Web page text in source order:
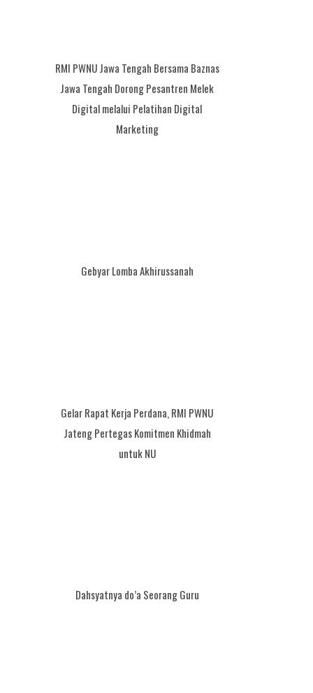
RMI PWNU Jawa Tengah Bersama Baznas
Jawa Tengah Dorong Pesantren Melek
Digital melalui Pelatihan Digital
Marketing
Gebyar Lomba Akhirussanah
Gelar Rapat Kerja Perdana, RMI PWNU
Jateng Pertegas Komitmen Khidmah
untuk NU
Dahsyatnya do’a Seorang Guru